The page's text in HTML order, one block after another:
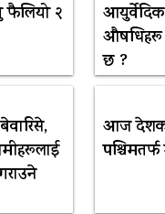
फैलियो २
औषधिहरू
छ ?
आज